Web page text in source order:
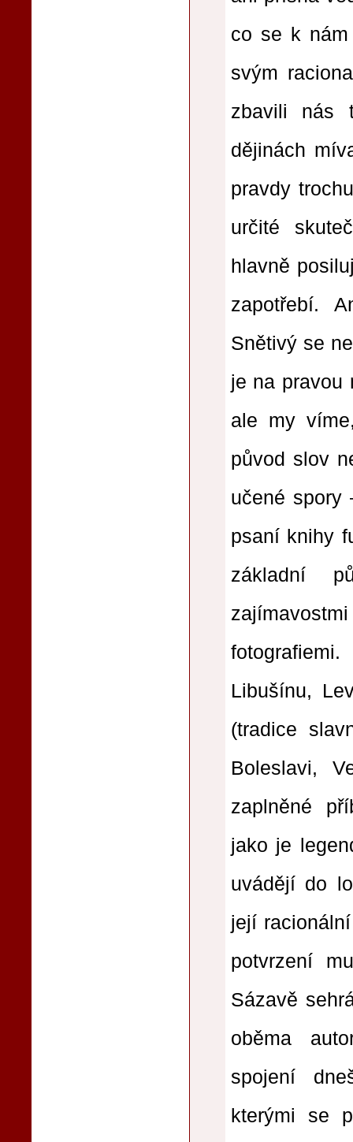
co se k
svým
zbavili nás
dějinách
pravdy
určité
hlavně
zapotřebí.
Snětivý se
je na pravou
ale my
původ slov
učené spory
psaní knihy
základní
Libušínu,
(tradice
Boleslavi,
zaplněné
jako je
uvádějí do
její
potvrzení
Sázavě
oběma
spojení
kterými se